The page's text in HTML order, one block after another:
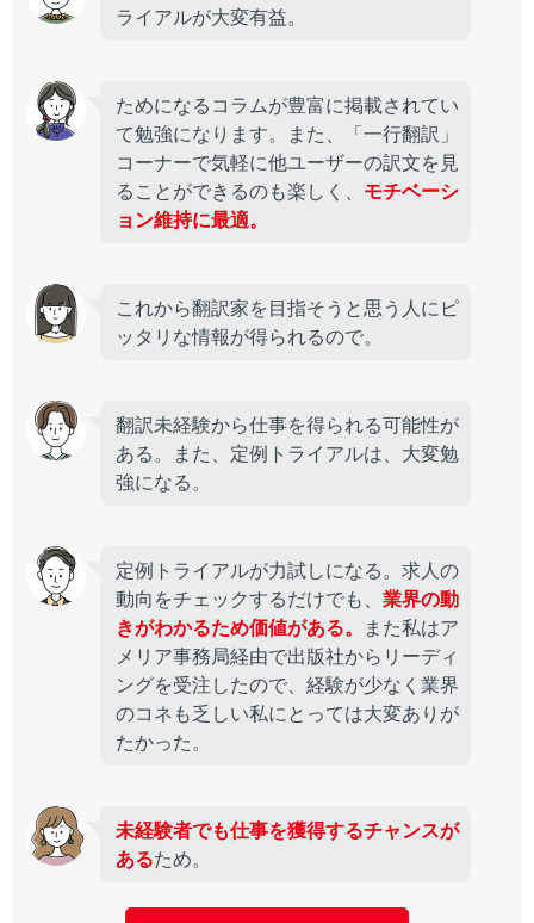
ライアルが大変有益。
ためになるコラムが豊富に掲載されてい
て勉強になります。また、「一行翻訳」
コーナーで気軽に他ユーザーの訳文を見
ることができるのも楽しく、 モチベーシ
ョン維持に最適。
これから翻訳家を目指そうと思う人にピ
ッタリな情報が得られるので。
翻訳未経験から仕事を得られる可能性が
ある。また、定例トライアルは、大変勉
強になる。
定例トライアルが力試しになる。求人の
動向をチェックするだけでも、 業界の動
きがわかるため価値がある。
また私はア
メリア事務局経由で出版社からリーディ
ングを受注したので、経験が少なく業界
のコネも乏しい私にとっては大変ありが
たかった。
未経験者でも仕事を獲得するチャンスが
あるため。